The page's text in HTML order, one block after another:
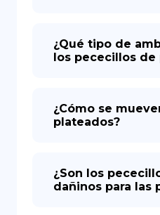
¿Qué tipo de
los pececillos de
¿Cómo se
plateados?
¿Son los
dañinos para las